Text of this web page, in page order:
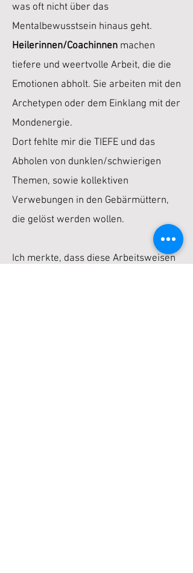
was oft nicht über das
Mentalbewusstsein hinaus geht.
Heilerinnen/Coachinnen machen
tiefere und weertvolle Arbeit, die die
Emotionen abholt. Sie arbeiten mit den
Archetypen oder dem Einklang mit der
Mondenergie.
Dort fehlte mir die TIEFE und das
Abholen von dunklen/schwierigen
Themen, sowie kollektiven
Verwebungen in den Gebärmüttern,
die gelöst werden wollen.
Ich merkte, dass diese Arbeitsweisen